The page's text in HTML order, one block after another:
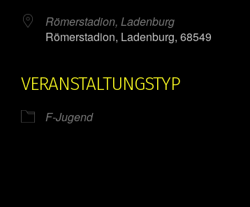
iCalendar
Römerstadion, Ladenburg
Römerstadion, Ladenburg, 68549
VERANSTALTUNGSTYP
F-Jugend